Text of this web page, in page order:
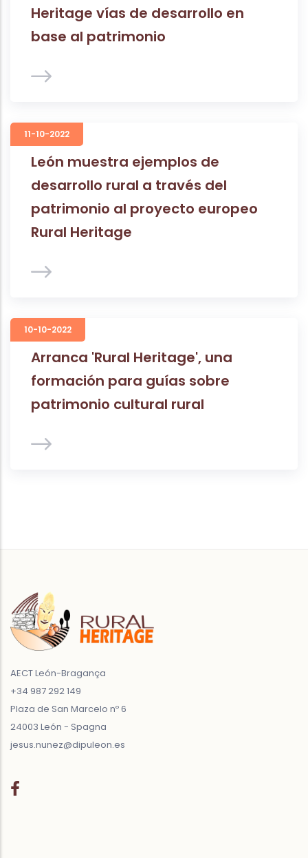
Heritage vías de desarrollo en
base al patrimonio
11-10-2022
León muestra ejemplos de
desarrollo rural a través del
patrimonio al proyecto europeo
Rural Heritage
10-10-2022
Arranca 'Rural Heritage', una
formación para guías sobre
patrimonio cultural rural
AECT León-Bragança
+34 987 292 149
Plaza de San Marcelo nº 6
24003 León - Spagna
jesus.nunez@dipuleon.es